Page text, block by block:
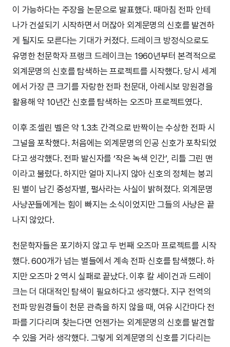
이 가능하다는 주장을 논문으로 발표했다. 때마침 전파 안테
나가 건설되기 시작하면서 머잖아 외계문명의 신호를 발견하
게 될지도 모른다는 기대가 커졌다. 드레이크 방정식으로도
유명한 천문학자 프랭크 드레이크는 1960년부터 본격적으로
외계문명의 신호를 탐색하는 프로젝트를 시작했다. 당시 세계
에서 가장 큰 크기를 자랑한 전파 천문대, 아레시보 망원경을
활용해 약 10년간 신호를 탐색하는 오즈마 프로젝트였다.
이후 조셀린 벨은 약 1.3초 간격으로 반짝이는 수상한 전파 시
그널을 포착했다. 처음에는 외계문명의 인공 신호가 포착되었
다고 생각했다. 전파 발신자를 ‘작은 녹색 인간’, 리틀 그린 맨
이라고 불렀다. 하지만 얼마 지나지 않아 신호의 정체는 붕괴
된 별이 남긴 중성자별, 펄사라는 사실이 밝혀졌다. 외계문명
사냥꾼들에게는 힘이 빠지는 소식이었지만 그들의 사냥은 끝
나지 않았다.
천문학자들은 포기하지 않고 두 번째 오즈마 프로젝트를 시작
했다. 600개가 넘는 별들에서 계속 전파 신호를 탐색했다. 하
지만 오즈마 2 역시 실패로 끝났다. 이후 칼 세이건과 드레이
크는 더 대대적인 탐색이 필요하다고 생각했다. 지구 전역의
전파 망원경들이 천문 관측을 하지 않을 때, 여유 시간마다 전
파를 기다리며 찾는다면 언젠가는 외계문명의 신호를 발견할
수 있을 거라 생각했다. 그렇게 외계문명의 신호를 기다리는